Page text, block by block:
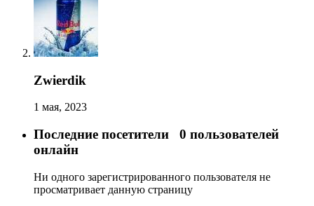
Zwierdik
1 мая, 2023
Последние посетители 0 пользователей
онлайн
Ни одного зарегистрированного пользователя не
просматривает данную страницу